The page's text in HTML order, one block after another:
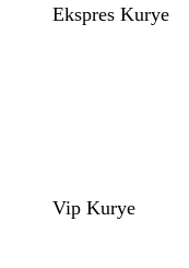
Ekspres Kurye
Vip Kurye